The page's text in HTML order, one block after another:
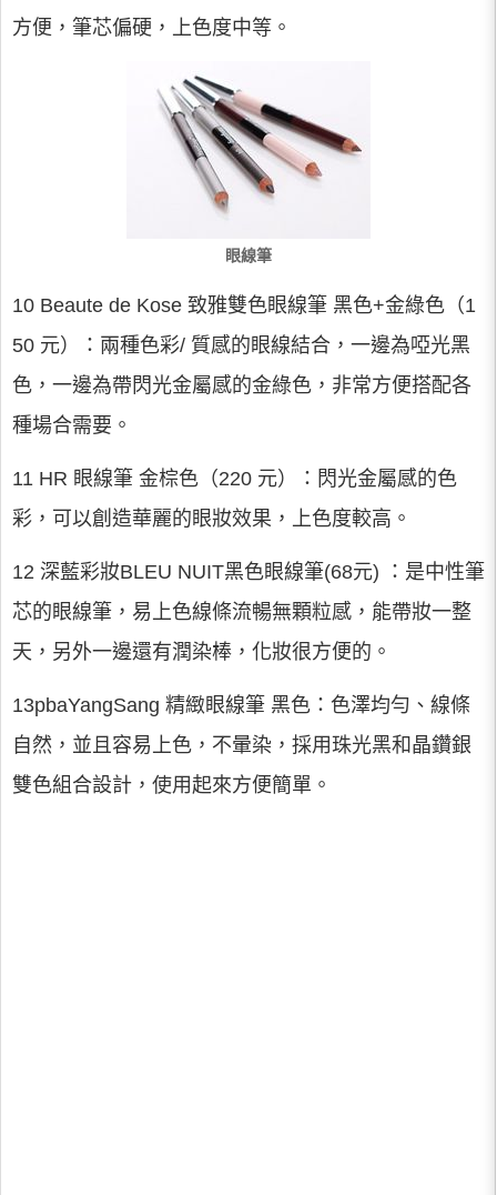
方便，筆芯偏硬，上色度中等。
眼線筆
10 Beaute de Kose 致雅雙色眼線筆 黑色+金綠色（1
50 元）：兩種色彩/ 質感的眼線結合，一邊為啞光黑
色，一邊為帶閃光金屬感的金綠色，非常方便搭配各
種場合需要。
11 HR 眼線筆 金棕色（220 元）：閃光金屬感的色
彩，可以創造華麗的眼妝效果，上色度較高。
12 深藍彩妝BLEU NUIT黑色眼線筆(68元) ：是中性筆
芯的眼線筆，易上色線條流暢無顆粒感，能帶妝一整
天，另外一邊還有潤染棒，化妝很方便的。
13pbaYangSang 精緻眼線筆 黑色：色澤均勻、線條
自然，並且容易上色，不暈染，採用珠光黑和晶鑽銀
雙色組合設計，使用起來方便簡單。